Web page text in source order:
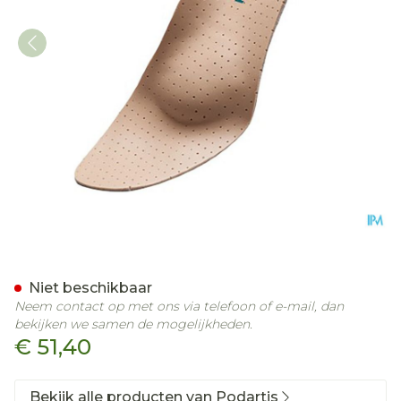
€ 51,40
Niet beschikbaar
Neem contact op met ons via telefoon of e-mail, dan
bekijken we samen de mogelijkheden.
Bekijk alle producten van Podartis